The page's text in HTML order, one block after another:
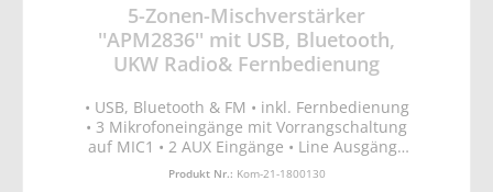
5-Zonen-Mischverstärker
''APM2836'' mit USB, Bluetooth,
UKW Radio& Fernbedienung
• USB, Bluetooth & FM • inkl. Fernbedienung
• 3 Mikrofoneingänge mit Vorrangschaltung
auf MIC1 • 2 AUX Eingänge • Line Ausgänge
zum Anschluss von 2 zusätzlichen
Produkt Nr.: Kom-21-1800130